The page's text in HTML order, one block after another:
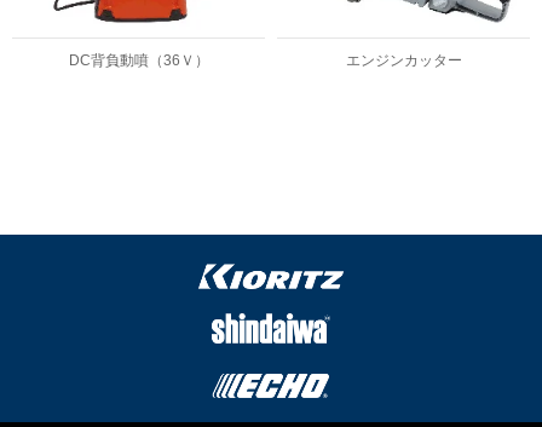
DC背負動噴（36Ｖ） エンジンカッター